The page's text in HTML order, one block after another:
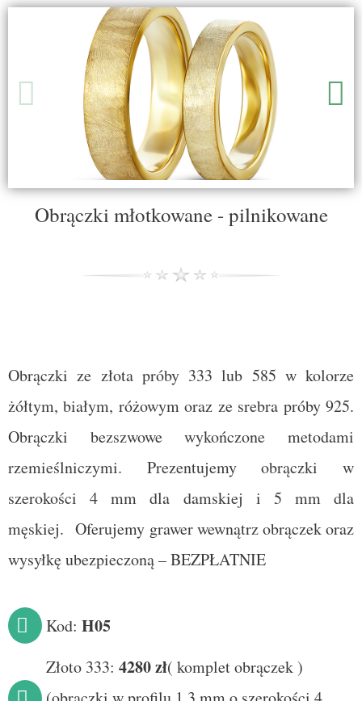
Obrączki młotkowane - pilnikowane
Obrączki ze złota próby 333 lub 585 w kolorze
żółtym, białym, różowym oraz ze srebra próby 925.
Obrączki bezszwowe wykończone metodami
rzemieślniczymi. Prezentujemy obrączki w
szerokości 4 mm dla damskiej i 5 mm dla
męskiej. Oferujemy grawer wewnątrz obrączek oraz
wysyłkę ubezpieczoną – BEZPŁATNIE
Kod: H05
Złoto 333: 4280zł( komplet obrączek)